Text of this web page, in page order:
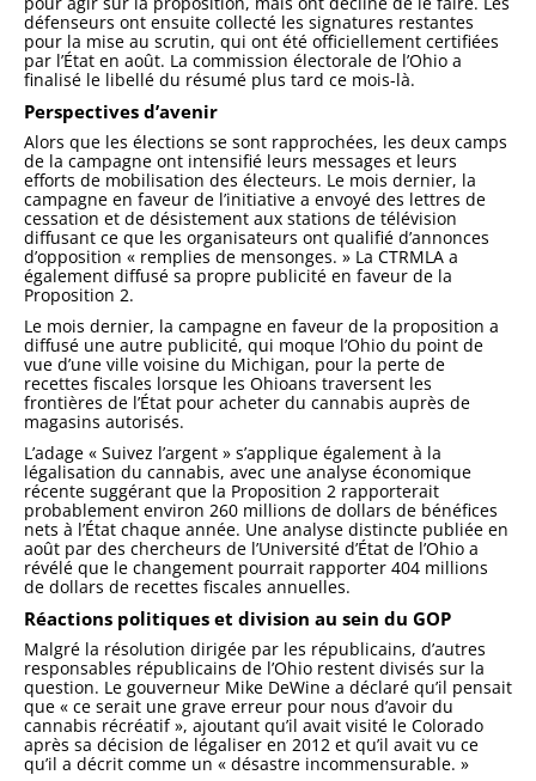
défenseurs ont ensuite collecté les signatures restantes
pour la mise au scrutin, qui ont été officiellement certifiées
par l’État en août. La commission électorale de l’Ohio a
finalisé le libellé du résumé plus tard ce mois-là.
Perspectives d’avenir
Alors que les élections se sont rapprochées, les deux camps
de la campagne ont intensifié leurs messages et leurs
efforts de mobilisation des électeurs. Le mois dernier, la
campagne en faveur de l’initiative a envoyé des lettres de
cessation et de désistement aux stations de télévision
diffusant ce que les organisateurs ont qualifié d’annonces
d’opposition « remplies de mensonges. » La CTRMLA a
également diffusé sa propre publicité en faveur de la
Proposition 2.
Le mois dernier, la campagne en faveur de la proposition a
diffusé une autre publicité, qui moque l’Ohio du point de
vue d’une ville voisine du Michigan, pour la perte de
recettes fiscales lorsque les Ohioans traversent les
frontières de l’État pour acheter du cannabis auprès de
magasins autorisés.
L’adage « Suivez l’argent » s’applique également à la
légalisation du cannabis, avec une analyse économique
récente suggérant que la Proposition 2 rapporterait
probablement environ 260 millions de dollars de bénéfices
nets à l’État chaque année. Une analyse distincte publiée en
août par des chercheurs de l’Université d’État de l’Ohio a
révélé que le changement pourrait rapporter 404 millions
de dollars de recettes fiscales annuelles.
Réactions politiques et division au sein du GOP
Malgré la résolution dirigée par les républicains, d’autres
responsables républicains de l’Ohio restent divisés sur la
question. Le gouverneur Mike DeWine a déclaré qu’il pensait
que « ce serait une grave erreur pour nous d’avoir du
cannabis récréatif », ajoutant qu’il avait visité le Colorado
après sa décision de légaliser en 2012 et qu’il avait vu ce
qu’il a décrit comme un « désastre incommensurable. »